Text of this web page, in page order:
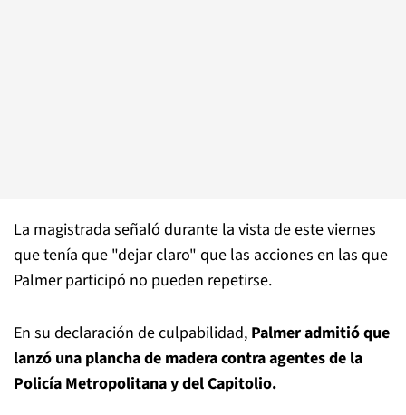
La magistrada señaló durante la vista de este viernes
que tenía que "dejar claro" que las acciones en las que
Palmer participó no pueden repetirse.
En su declaración de culpabilidad, Palmer admitió que
lanzó una plancha de madera contra agentes de la
Policía Metropolitana y del Capitolio.